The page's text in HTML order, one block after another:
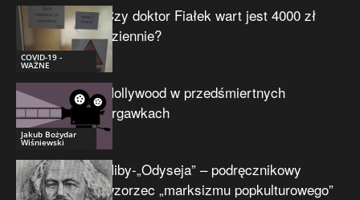
COVID-19 -
WAŻNE
Czy doktor Fiałek wart jest 4000 zł
dziennie?
Jakub Bożydar
Wiśniewski
Hollywood w przedśmiertnych
drgawkach
Niby-„Odyseja” – podręcznikowy
wzorzec „marksizmu popkulturowego”